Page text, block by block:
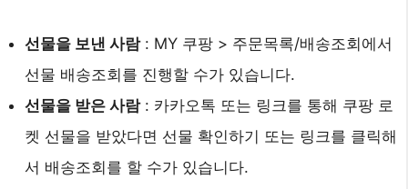
선물을 보낸 사람: MY 쿠팡 > 주문목록/배송조회에서
선물 배송조회를 진행할 수가 있습니다.
선물을 받은 사람: 카카오톡 또는 링크를 통해 쿠팡 로
켓 선물을 받았다면 선물 확인하기 또는 링크를 클릭해
서 배송조회를 할 수가 있습니다.